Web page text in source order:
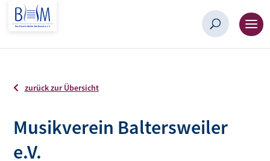
zurück zur Übersicht
Musikverein Baltersweiler
e.V.